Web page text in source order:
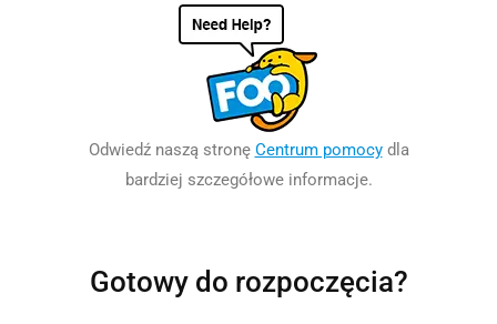
Odwiedź naszą stronę Centrum pomocydla
bardziej szczegółowe informacje.
Gotowy do rozpoczęcia?